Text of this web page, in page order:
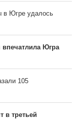
в Югре удалось
впечатлила Югра
105
в третьей